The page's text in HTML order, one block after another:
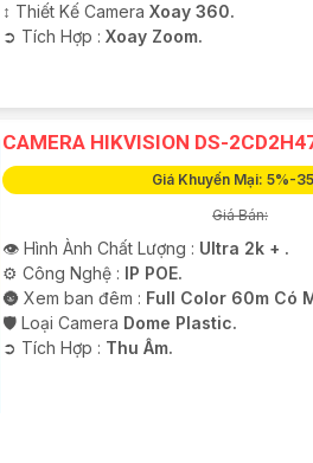
↕️ Thiết Kế Camera Xoay 360.
️➲ Tích Hợp : Xoay Zoom.
CAMERA HIKVISION DS-
Giá Khuyến Mại: 5%-
Giá Bán:
👁 Hình Ành Chất Lượng : Ultra 2k + .
⚙ Công Nghệ :
IP POE.
🌚 Xem ban đêm : Full Color 60m Có
🛡 Loại Camera Dome Plastic.
️➲ Tích Hợp : Thu Âm.